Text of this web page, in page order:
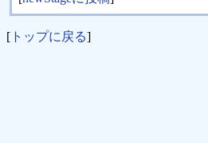
[ トップに戻る]